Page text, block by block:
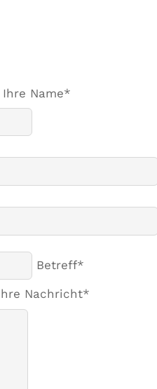
Ihre Name*
Betreff*
Nachricht*